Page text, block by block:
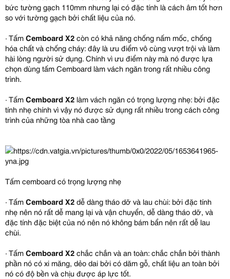
bức tường gạch 110mm nhưng lại có đặc tính là cách âm tốt hơn
so với tường gạch bởi chất liệu của nó.
· TấmCemboard X2còn có khả năng chống nấm mốc, chống
hóa chất và chống cháy: đây là ưu điểm vô cùng vượt trội và làm
hài lòng người sử dụng. Chính vì ưu điểm này mà nó được lựa
chọn dùng tấm Cemboard làm vách ngăn trong rất nhiều công
trình.
· TấmCemboard X2 làm vách ngăn có trọng lượng nhẹ: bởi đặc
tính nhẹ chính vì vậy nó được sử dụng rất nhiều trong cách công
trình của những tòa nhà cao tầng
Tấm cemboard có trọng lượng nhẹ
· TấmCemboard X2dễ dàng tháo dỡ và lau chùi: bởi đặc tính
nhẹ nên nó rất dễ mang lại và vận chuyển, dễ dàng tháo dỡ, và
đặc tính đặc biệt của nó nên nó không bám bẩn nên rất dễ lau
chùi.
· TấmCemboard X2chắc chắn và an toàn: chắc chắn bởi thành
phần nó có xi măng, dẻo dai bởi có dăm gỗ, chất liệu an toàn bởi
nó có độ bền và chịu được áp lực tốt.